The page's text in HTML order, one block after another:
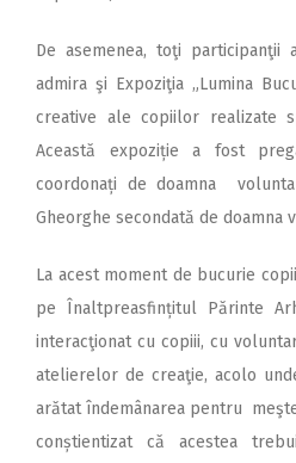
De asemenea, toţi participanţii
admira şi Expoziţia „Lumina
creative ale copiilor realizate
Această expoziție a fost
coordonați de doamna
Gheorghe secondată de doamna
La acest moment de bucurie
pe Înaltpreasfințitul Părinte
interacţionat cu copiii, cu
atelierelor de creaţie, acolo
arătat îndemânarea pentru
conștientizat că acestea